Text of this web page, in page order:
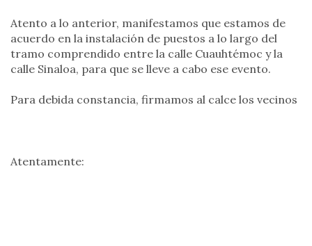
Atento a lo anterior, manifestamos que estamos de
acuerdo en la instalación de puestos a lo largo del
tramo comprendido entre la calle Cuauhtémoc y la
calle Sinaloa, para que se lleve a cabo ese evento.
Para debida constancia, firmamos al calce los vecinos
Atentamente: